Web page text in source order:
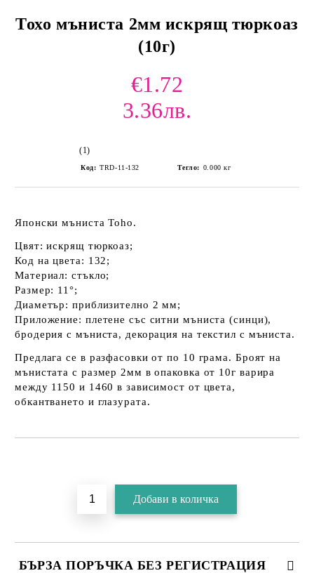
Тохо мъниста 2мм искрящ тюркоаз
(10г)
€1.72
3.36лв.
(1)
Код: TRD-11-132 Тегло: 0.000 кг
Японски мъниста Toho.
Цвят: искрящ тюркоаз;
Код на цвета: 132;
Материал: стъкло;
Размер: 11°;
Диаметър: приблизително 2 мм;
Приложение: плетене със ситни мъниста (синци),
бродерия с мъниста, декорация на текстил с мъниста.
Предлага се в разфасовки от по 10 грама. Броят на
мънистата с размер 2мм в опаковка от 10г варира
между 1150 и 1460 в зависимост от цвета,
обкантването и глазурата.
БЪРЗА ПОРЪЧКА БЕЗ РЕГИСТРАЦИЯ